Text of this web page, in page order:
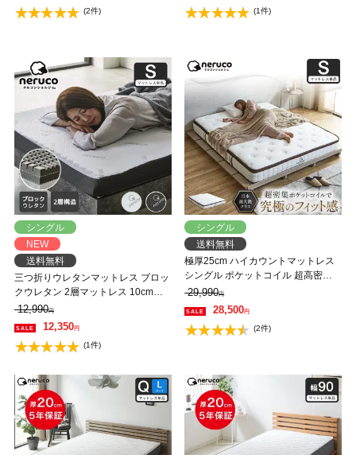
(2件) (1件)
シングル
NEW
送料無料
三つ折りウレタンマットレス ブロッ
クウレタン 2層マットレス 10cm厚
シングル 35D 高密度 かため 高反発
折りたたみマットレス 洗えるカバー
12,990円
12,350円
(1件)
シングル
送料無料
極厚25cm ハイカウントマットレス
シングル ポケットコイル 超高密度 3
ゾーン 高反発 硬め 抗菌 防ダニ 防臭
消臭 ハイカウント コイル数1710個
マットレス
29,990円
28,500円
(2件)